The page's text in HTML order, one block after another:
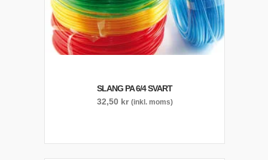
SLANG PA 6/4 SVART
32,50 kr (inkl. moms)